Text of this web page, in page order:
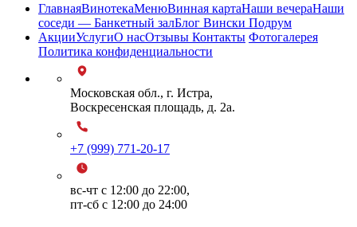
ГлавнаяВинотекаМенюВинная картаНаши вечераНаши
соседи — Банкетный залБлог Вински Подрум
АкцииУслугиО насОтзывы Контакты Фотогалерея
Политика конфиденциальности
Московская обл., г. Истра,
Воскресенская площадь, д. 2а.
+7 (999) 771-20-17
вс-чт с 12:00 до 22:00,
пт-сб с 12:00 до 24:00